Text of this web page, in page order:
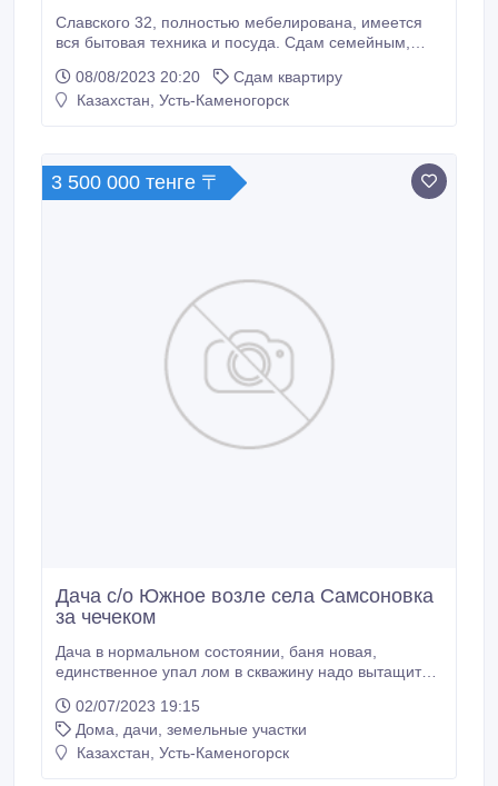
Славского 32, полностью мебелирована, имеется
вся бытовая техника и посуда. Сдам семейным,
оформлении заключаем договор. Оплата плюс
депозит ( залог) в размере месячной оплаты..
08/08/2023 20:20
Сдам квартиру
Казахстан, Усть-Каменогорск
3 500 000 тенге 〒
Дача с/о Южное возле села Самсоновка
за чечеком
Дача в нормальном состоянии, баня новая,
единственное упал лом в скважину надо вытащить
хорошие руки, писать только Ватсап на звонки не
отвечаю, возможен торг, 12 соток..
02/07/2023 19:15
Дома, дачи, земельные участки
Казахстан, Усть-Каменогорск